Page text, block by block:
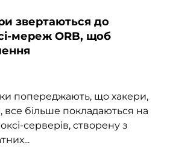
звертаються до
мереж ORB, щоб
попереджають, що хакери,
все більше покладаються на
серверів, створену з